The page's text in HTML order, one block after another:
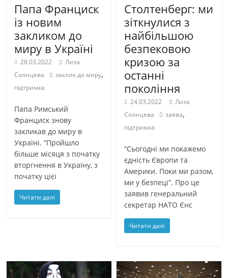
Папа Франциск
із новим
закликом до
миру в Україні
28.03.2022
Лиза
Солнцева
заклик до миру,
підтримка
Папа Римський
Франциск знову
закликав до миру в
Україні. “Пройшло
більше місяця з початку
вторгнення в Україну, з
початку цієї
Читати далі
Столтенберг: ми
зіткнулися з
найбільшою
безпековою
кризою за
останні
покоління
24.03.2022
Лиза
Солнцева
заява,
підтримка
“Сьогодні ми покажемо
єдність Європи та
Америки. Поки ми разом,
ми у безпеці”. Про це
заявив генеральний
секретар НАТО Єнс
Читати далі